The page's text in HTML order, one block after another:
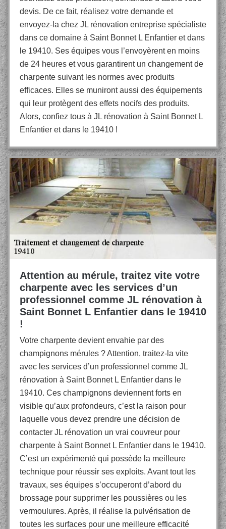
devis. De ce fait, réalisez votre demande et
envoyez-la chez JL rénovation entreprise spécialiste
dans ce domaine à Saint Bonnet L Enfantier et dans
le 19410. Ses équipes vous l’envoyèrent en moins
de 24 heures et vous garantirent un changement de
charpente suivant les normes avec produits
efficaces. Elles se muniront aussi des équipements
qui leur protègent des effets nocifs des produits.
Alors, confiez tous à JL rénovation à Saint Bonnet L
Enfantier et dans le 19410 !
Attention au mérule, traitez vite votre
charpente avec les services d’un
professionnel comme JL rénovation à
Saint Bonnet L Enfantier dans le 19410
!
Votre charpente devient envahie par des
champignons mérules ? Attention, traitez-la vite
avec les services d’un professionnel comme JL
rénovation à Saint Bonnet L Enfantier dans le
19410. Ces champignons deviennent forts en
visible qu’aux profondeurs, c’est la raison pour
laquelle vous devez prendre une décision de
contacter JL rénovation un vrai couvreur pour
charpente à Saint Bonnet L Enfantier dans le 19410.
C’est un expérimenté qui possède la meilleure
technique pour réussir ses exploits. Avant tout les
travaux, ses équipes s’occuperont d’abord du
brossage pour supprimer les poussières ou les
vermoulures. Après, il réalise la pulvérisation de
toutes les surfaces pour une meilleure efficacité